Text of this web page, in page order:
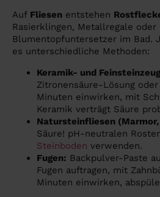
Auf Fliesen entstehen
Rasierklingen, Metallregale oder
Blumentopfuntersetzer im Bad.
es unterschiedliche Methoden:
Keramik- und
Zitronensäure-Lösung oder
Minuten einwirken, mit
Keramik verträgt Säure
Natursteinfliesen
Säure! pH-neutralen
Steinboden verwenden.
Fugen: Backpulver-Paste
Fugen auftragen, mit
Minuten einwirken,